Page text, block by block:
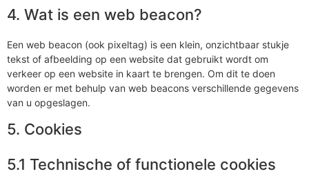
4. Wat is een web beacon?
Een web beacon (ook pixeltag) is een klein, onzichtbaar stukje
tekst of afbeelding op een website dat gebruikt wordt om
verkeer op een website in kaart te brengen. Om dit te doen
worden er met behulp van web beacons verschillende gegevens
van u opgeslagen.
5. Cookies
5.1 Technische of functionele cookies